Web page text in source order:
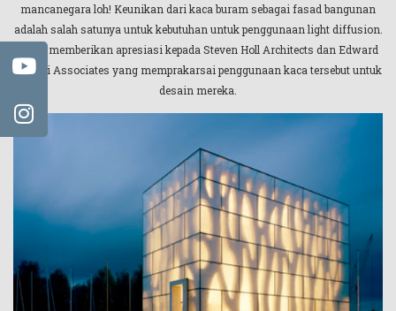
mancanegara loh! Keunikan dari kaca buram sebagai fasad bangunan
adalah salah satunya untuk kebutuhan untuk penggunaan light diffusion.
Kami memberikan apresiasi kepada Steven Holl Architects dan Edward
Suzuki Associates yang memprakarsai penggunaan kaca tersebut untuk
desain mereka.